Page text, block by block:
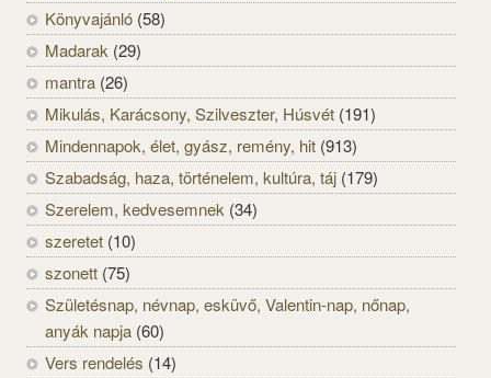
Könyvajánló (58)
Madarak (29)
mantra (26)
Mikulás, Karácsony, Szilveszter, Húsvét (191)
Mindennapok, élet, gyász, remény, hit (913)
Szabadság, haza, történelem, kultúra, táj (179)
Szerelem, kedvesemnek (34)
szeretet (10)
szonett (75)
Születésnap, névnap, esküvő, Valentin-nap, nőnap,
anyák napja (60)
Vers rendelés (14)